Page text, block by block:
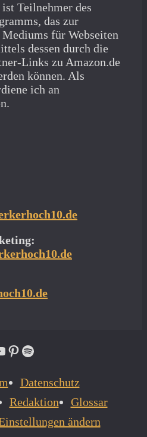
ist Teilnehmer des
das zur
für Webseiten
dessen durch die
Links zu Amazon.de
können. Als
ich an
Pinterest
Spotify
Datenschutz
Redaktion
Glossar
ändern